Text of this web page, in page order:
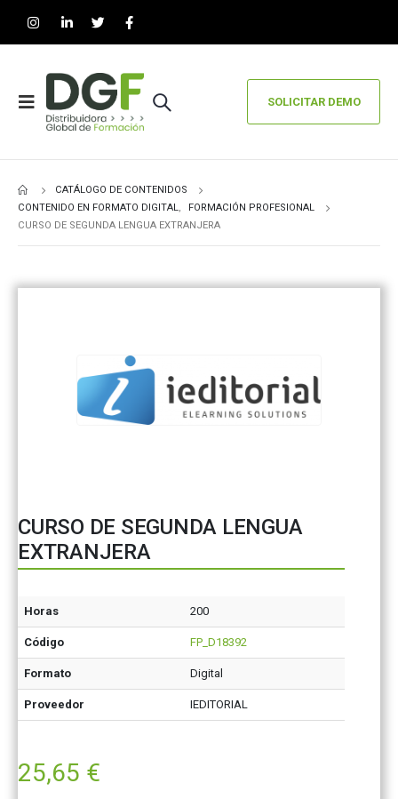
SOLICITAR DEMO
CATÁLOGO DE CONTENIDOS
CONTENIDO EN FORMATO DIGITAL,
FORMACIÓN PROFESIONAL
CURSO DE SEGUNDA LENGUA EXTRANJERA
CURSO DE SEGUNDA LENGUA
EXTRANJERA
Horas 200
Código FP_D18392
Formato Digital
Proveedor IEDITORIAL
25,65 €